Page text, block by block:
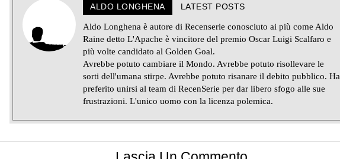
ALDO LONGHENA LATEST POSTS
Aldo Longhena è autore di Recenserie conosciuto ai più come Aldo
Raine detto L'Apache è vincitore del premio Oscar Luigi Scalfaro e
più volte candidato al Golden Goal.
Avrebbe potuto cambiare il Mondo. Avrebbe potuto risollevare le
sorti dell'umana stirpe. Avrebbe potuto risanare il debito pubblico. Ha
preferito unirsi al team di RecenSerie per dar libero sfogo alle sue
frustrazioni. L'unico uomo con la licenza polemica.